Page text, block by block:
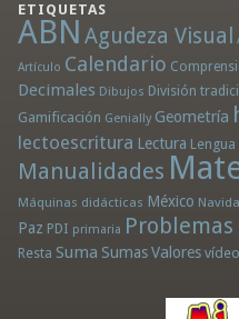
ETIQUETAS
ABN Agudeza Visual
Artículo Calendario
Decimales Dibujos División
Gamificación Genially Geometría
lectoescritura Lectura Lengua
Manualidades
Máquinas didácticas México
Paz PDI primaria Problemas
Resta Suma Sumas Valores vídeo